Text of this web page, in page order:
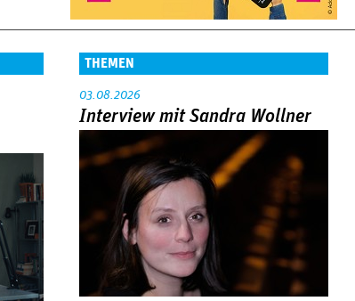
THEMEN
03.08.2026
Interview mit Sandra Wollner